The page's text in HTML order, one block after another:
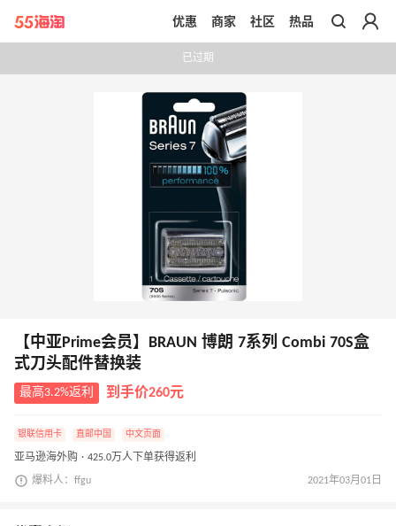
带你去官网买正品
优惠 商家 社区 热品
已过期
【中亚Prime会员】BRAUN 博朗 7系列 Combi 70S盒
式刀头配件替换装
最高3.2%返利 到手价260元
银联信用卡 直邮中国 中文页面
亚马逊海外购 · 425.0万人下单获得返利
爆料人：ffgu 2021年03月01日